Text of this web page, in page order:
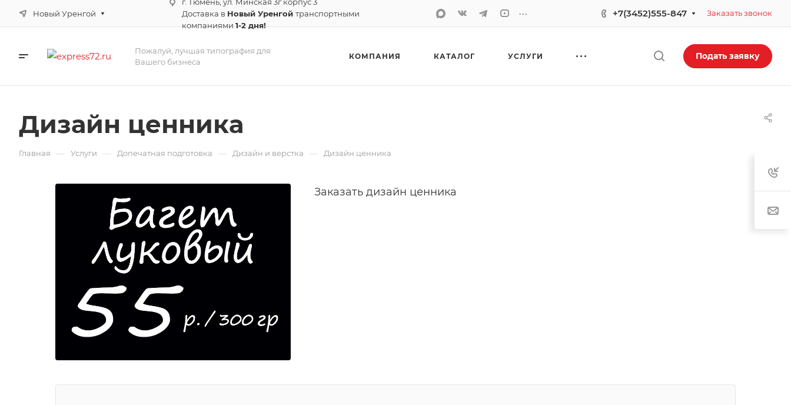
Новый Уренгой
Доставка в Новый Уренгойтранспортными
компаниями1-2 дня!
... +7(3452)555-847 Заказать звонок
Пожалуй, лучшая типография для
Вашего бизнеса
КОМПАНИЯ КАТАЛОГ УСЛУГИ Подать заявку
Дизайн ценника
Главная — Услуги — Допечатная подготовка — Дизайн и верстка — Дизайн ценника
Заказать дизайн ценника